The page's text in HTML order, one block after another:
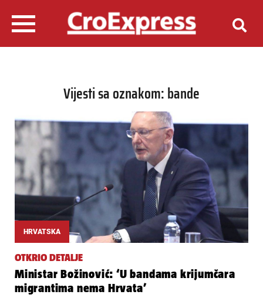
Vijesti sa oznakom: bande
HRVATSKA
OTKRIO DETALJE
Ministar Božinović: ‘U bandama krijumčara
migrantima nema Hrvata’